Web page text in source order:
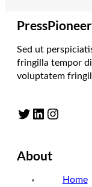
Sed ut
fringilla tempor
voluptatem
Twitter LinkedIn Instagram
About
Home